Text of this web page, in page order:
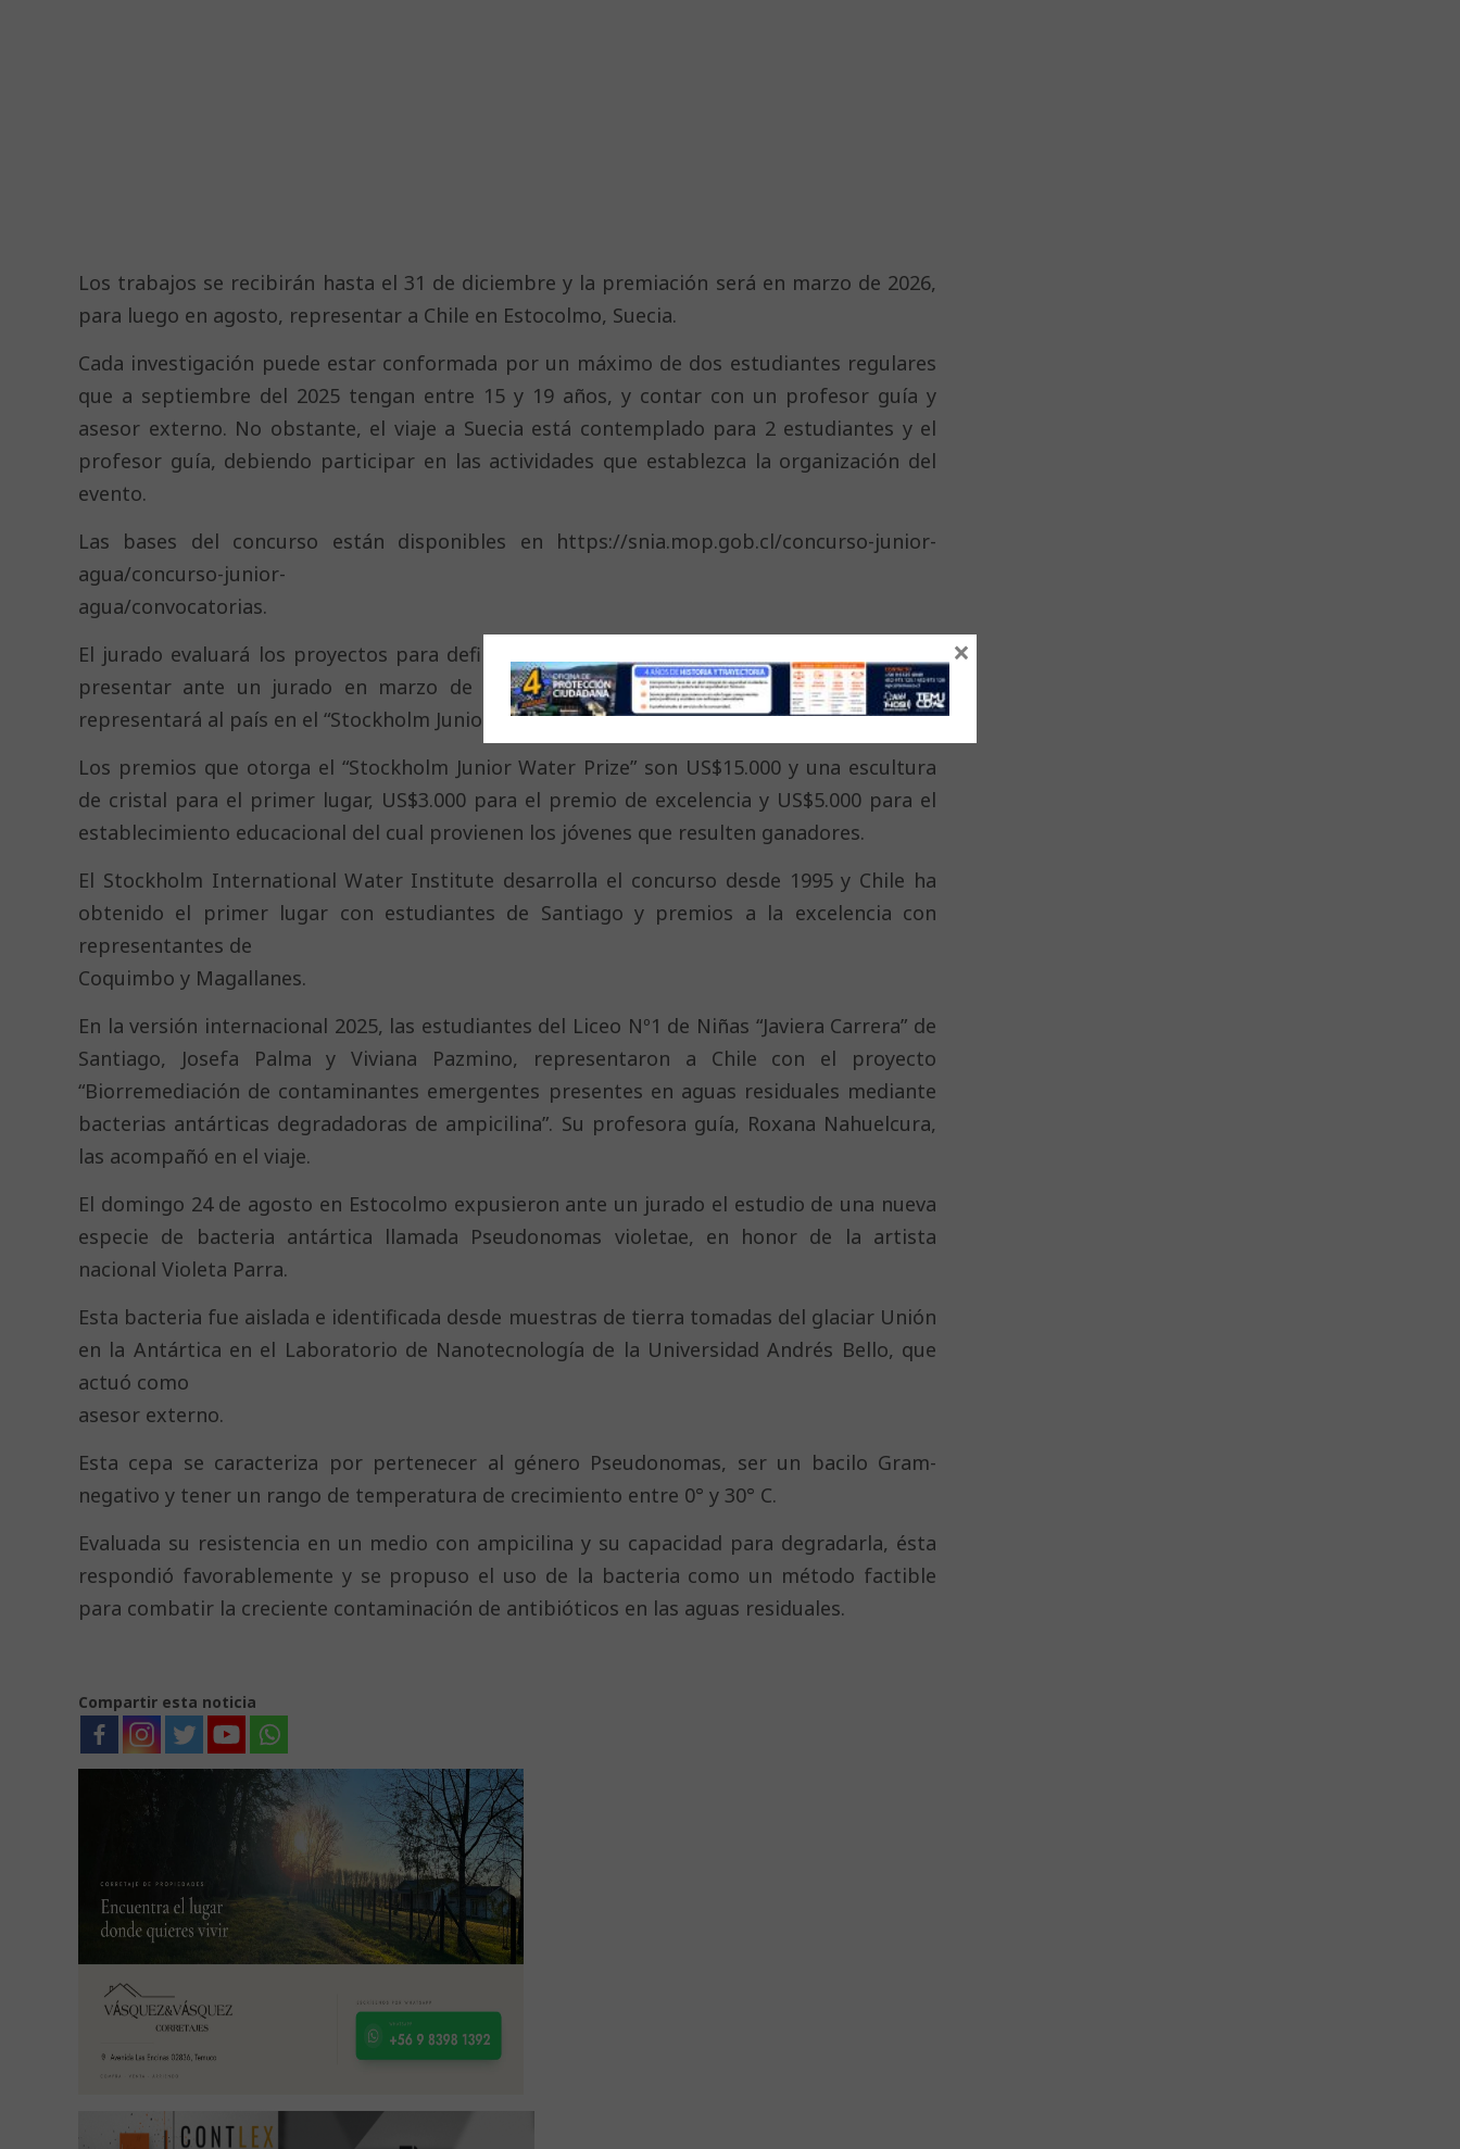
Los trabajos se recibirán hasta el 31 de diciembre y la premiación será en marzo de 2026,
para luego en agosto, representar a Chile en Estocolmo, Suecia.
Cada investigación puede estar conformada por un máximo de dos estudiantes regulares
que a septiembre del 2025 tengan entre 15 y 19 años, y contar con un profesor guía y
asesor externo. No obstante, el viaje a Suecia está contemplado para 2 estudiantes y el
profesor guía, debiendo participar en las actividades que establezca la organización del
evento.
Las bases del concurso están disponibles en https://snia.mop.gob.cl/concurso-junior-
agua/concurso-junior-
agua/convocatorias.
El jurado evaluará los proyectos para definir tres iniciativas que los estudiantes deberán
presentar ante un jurado en marzo de 2026 en Santiago, y escoger el proyecto que
representará al país en el “Stockholm Junior Water Prize” en agosto de ese año en Suecia.
Los premios que otorga el “Stockholm Junior Water Prize” son US$15.000 y una escultura
de cristal para el primer lugar, US$3.000 para el premio de excelencia y US$5.000 para el
establecimiento educacional del cual provienen los jóvenes que resulten ganadores.
El Stockholm International Water Institute desarrolla el concurso desde 1995 y Chile ha
obtenido el primer lugar con estudiantes de Santiago y premios a la excelencia con
representantes de
Coquimbo y Magallanes.
En la versión internacional 2025, las estudiantes del Liceo Nº1 de Niñas “Javiera Carrera” de
Santiago, Josefa Palma y Viviana Pazmino, representaron a Chile con el proyecto
“Biorremediación de contaminantes emergentes presentes en aguas residuales mediante
bacterias antárticas degradadoras de ampicilina”. Su profesora guía, Roxana Nahuelcura,
las acompañó en el viaje.
El domingo 24 de agosto en Estocolmo expusieron ante un jurado el estudio de una nueva
especie de bacteria antártica llamada Pseudonomas violetae, en honor de la artista
nacional Violeta Parra.
Esta bacteria fue aislada e identificada desde muestras de tierra tomadas del glaciar Unión
en la Antártica en el Laboratorio de Nanotecnología de la Universidad Andrés Bello, que
actuó como
asesor externo.
Esta cepa se caracteriza por pertenecer al género Pseudonomas, ser un bacilo Gram-
negativo y tener un rango de temperatura de crecimiento entre 0° y 30° C.
Evaluada su resistencia en un medio con ampicilina y su capacidad para degradarla, ésta
respondió favorablemente y se propuso el uso de la bacteria como un método factible
para combatir la creciente contaminación de antibióticos en las aguas residuales.
Compartir esta noticia
×